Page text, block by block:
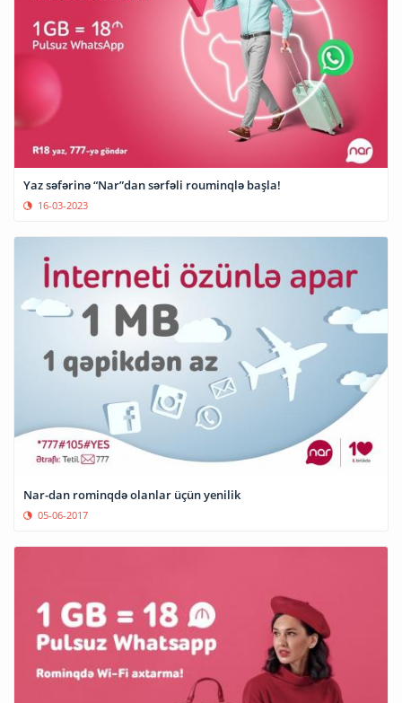
Yaz səfərinə “Nar”dan sərfəli rouminqlə başla!
16-03-2023
Nar-dan rominqdə olanlar üçün yenilik
05-06-2017